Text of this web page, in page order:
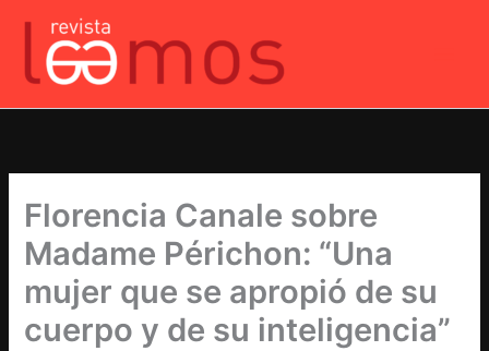
contenido
Florencia Canale sobre
Madame Périchon: “Una
mujer que se apropió de su
cuerpo y de su inteligencia”